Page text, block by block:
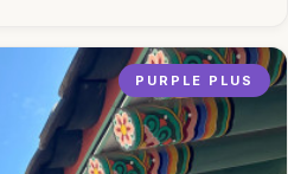
PURPLE PLUS